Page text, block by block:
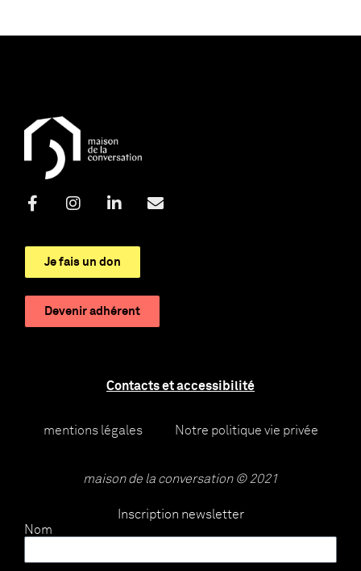
Je fais un don
Devenir adhérent
Contacts et accessibilité
mentions légales Notre politique vie privée
maison de la conversation © 2021
Inscription newsletter
Nom